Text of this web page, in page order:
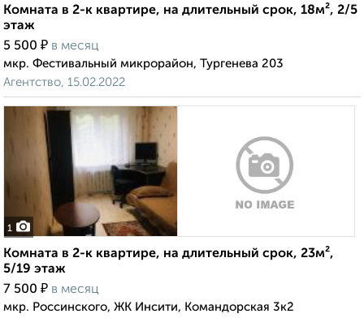
Комната в 2-к квартире, на длительный срок, 18м², 2/5
этаж
5 500 ₽ в месяц
мкр. Фестивальный микрорайон, Тургенева 203
Агентство, 15.02.2022
1
Комната в 2-к квартире, на длительный срок, 23м²,
5/19 этаж
7 500 ₽ в месяц
мкр. Россинского, ЖК Инсити, Командорская 3к2